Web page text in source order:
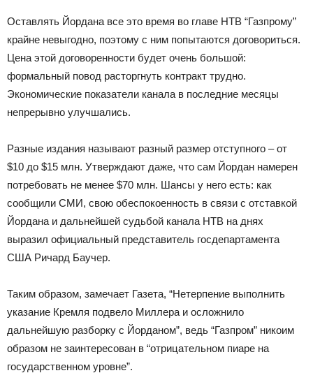
Оставлять Йордана все это время во главе НТВ “Газпрому”
крайне невыгодно, поэтому с ним попытаются договориться.
Цена этой договоренности будет очень большой:
формальный повод расторгнуть контракт трудно.
Экономические показатели канала в последние месяцы
непрерывно улучшались.
Разные издания называют разный размер отступного – от
$10 до $15 млн. Утверждают даже, что сам Йордан намерен
потребовать не менее $70 млн. Шансы у него есть: как
сообщили СМИ, свою обеспокоенность в связи с отставкой
Йордана и дальнейшей судьбой канала НТВ на днях
выразил официальный представитель госдепартамента
США Ричард Баучер.
Таким образом, замечает Газета, “Нетерпение выполнить
указание Кремля подвело Миллера и осложнило
дальнейшую разборку с Йорданом”, ведь “Газпром” никоим
образом не заинтересован в “отрицательном пиаре на
государственном уровне”.